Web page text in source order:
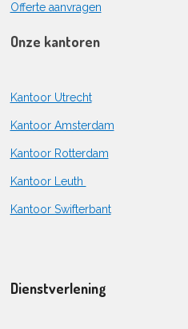
Offerte aanvragen
Onze kantoren
Kantoor Utrecht
Kantoor Amsterdam
Kantoor Rotterdam
Kantoor Leuth
Kantoor Swifterbant
Dienstverlening